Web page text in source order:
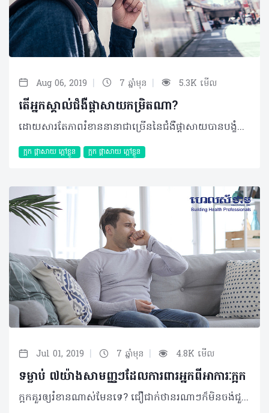
Aug 06, 2019 | 7 ឆ្នាំមុន | 5.3K មើល
តើអ្នកស្គាល់ជំងឺផ្ដាសាយកម្រិតណា?​
ដោយសារតែភាពរំខាននានាជាច្រើននៃជំងឺផ្ដាសាយបានបង្ខំឲ្យអ្នកជំងឺមួយចំនួនសម្រេចចិត្តសម្រាកនៅផ្ទះ ជាជាងការចេញទៅក្រៅ ឬបំពេញការងារផ្សេងៗ ដោយរង់ចាំឲ្យស្ថានភាពជំងឺបានប្រសើរឡើងវិញជាមុនសិន។ ជាក់ស្ដែង ផ្ដាសាយអាចចាត់ទុកបានជាជំងឺសាមញ្ញ តែអ្នកប្រហែលមិនដឹងទេថាវាអាចមានភាពស្មុគស្មាញ និងអាថ៌កំបាំងដែលអ្នកមិនធ្លាប់បានដឹង។ ក្នុងករណីលេចចេញសញ្ញាសាមញ្ញដូចជា ហៀរសម្បោរ ក្ដៅខ្លួន ឬស្ងួតបំពង់ក នោះអាចបញ្ជាក់បានថាអ្នកកំពុងរងការវាយលុកពីជំងឺផ្ដាសាយ។ ជាធម្មតាអាការៈផ្ដាសាយទាំងនោះអាចនឹងមានភាពធូរស្បើយ និងធ្វើឲ្យអ្នកមានអារម្មណ៍ប្រសើរឡើងវិញបន្ទាប់ពីរយៈពេល ២ ទៅ ៣ថ្ងៃក្រោយ។ លក្ខណៈជំងឺផ្តាសាយ វាជាជំងឺមួយដែលបណ្តាលមកពីការចម្លងរោគដ៏តូចមួយដែលគេហៅថា វីរុស។ ជំងឺផ្តាសាយបណ្ដាលមកពីវីរុសជាង ២០០ ប្រភេទ ប៉ុន្តែជំងឺទូទៅ និងបង្កឡើងញឹកញាប់បំផុតគឺពពួក Rhinovirus ដែលទទួលខុសត្រូវយ៉ាងហោចណាស់ ៥០% នៃជំងឺផ្តាសាយ។ វីរុសផ្សេងៗទៀតដែលអាចបង្កឲ្យមានជំងឺផ្តាសាយ រួមមានមេរោគ Coronavirus, Respiratory syncytial virus, Parainfluenza និងជំងឺគ្រុនផ្តាសាយ។ នៅពេលមេរោគទាំងនោះឆ្លងតាមរយៈច្រមុះ និងបំពង់ក ប្រព័ន្ធការពាររាងកាយរបស់អ្នកនឹងធ្វើការប្រឆាំងជាមួយការចម្លងនោះដោយបង្កើតបានជាការរលាកនិងមានសម្បោរហើយអ្នកជំងឺថែមទាំងអាចមានអាការៈអស់កម្លាំង ឬល្ហិតល្ហៃទៀតផង។ ការចម្លង វីរុសផ្តាសាយអាចឆ្លងចូលក្នុងខ្លួនរបស់អ្នកតាមរយៈមាត់ ភ្នែក ច្រមុះ ឬបំពង់ក។ វីរុសអាចរាលដាលតាមរយៈតំណក់តូចៗនៅលើអាកាសនៅពេលមនុស្សម្នាក់ក្អកបន្ទាប់មកធ្វើការរីករាលដាលទៅកាន់មនុស្សម្នាក់ទៀតបានយ៉ាងងាយ។ ជំងឺនេះក៏អាចឆ្លងតាមការប៉ះពាល់ផ្ទាល់ដៃជាមួយអ្នកជំងឺ ឬដោយការចែករំលែកវត្ថុកខ្វក់ដូចជាឧបករណ៍ប្រើប្រាស់ កន្សែងឧបករណ៍ក្មេងលេង ឬទូរស័ព្ទ។ល។ រោគសញ្ញាជំងឺផ្តាសាយ រោគសញ្ញានៃជំងឺផ្តាសាយជាធម្មតានឹងកើតមានឡើងពី ១ថ្ងៃទៅ ៣ថ្ងៃបន្ទាប់ពីការប៉ះពាល់នឹងវីរុសដែលបង្កឲ្យមានជំងឺផ្តាសាយ។ រោគសញ្ញាអាចប្រែប្រួលពីមនុស្សម្នាក់ទៅម្នាក់ ដែលជាទូទៅរោគសញ្ញាទាំងនោះមានដូចជា៖ • ឈឺក • ហៀរសម្បោរ ឬតឹងច្រមុះ • ក្អក • កណ្តាស់ • ឈឺក្បាល ឬឈឺខ្លួន។ ចំណែករោគសញ្ញាធ្ងន់ធ្ងរអាចមានដូចជា គ្រុនក្តៅឬឈឺសាច់ដុំ ដែលអាចជាសញ្ញាជំងឺផ្តាសាយធ្ងន់ (Flu) ជាជាងជំងឺផ្តាសាយធម្មតាហើយមនុស្សភាគច្រើននឹងមានភាពប្រសើរឡើងវិញក្នុងរយៈពេល ៧ ទៅ ១០ថ្ងៃ។ អត្ថបទ៖​ ដកស្រង់ចេញពីទស្សនាវដ្ដី ហេលស៍ថាម ប្រូ លេខ ៨០ 2019 រក្សាសិទ្ធិគ្រប់យ៉ាង​ដោយ Healthtime Corporation ចំពោះគ្រប់អត្ថបទដោយគ្មានផ្នែកណាមួយត្រូវបោះពុម្ពផ្សាយចូលប្រព័ន្ធអុីនធឺណែតឧបករណ៍អេឡិចត្រូនិកអាត់ជាសំឡេងឬថតចំលងគ្រប់រូបភាពដោយគ្មានការអនុញ្ញាតឡើយ
ក្អក ផ្តាសាយ ក្តៅខ្លួន ក្អក ផ្តាសាយ ក្តៅខ្លួន
Jul 01, 2019 | 7 ឆ្នាំមុន | 4.8K មើល
ទម្លាប់ ៧យ៉ាងសាមញ្ញៗដែលការពារអ្នកពីអាការៈក្អក
ក្អកគួរឲ្យរំខានណាស់មែនទេ? ជឿជាក់ថានរណាៗក៏មិនចង់ជួបបញ្ហានេះដែរ! ហេតុនេះអត្ថបទខាងក្រោមនឹងបង្ហាញអ្នកពីមូលហេតុនិងវិធីសាស្រ្តការពារខ្លួនងាយៗដែលអាចអនុវត្តឲ្យក្លាយជាទម្លាប់បាន។ អ្វីខ្លះជាកត្តាជំរុញឲ្យក្អក? ក្អកជារេផ្លិចដ៏សំខាន់មួយដែលកើតឡើងរាល់ពេលមានការរំខាននានាដល់ដំណើរការរបស់ប្រព័ន្ធដង្ហើម។ ជាក់ស្តែង វាអាចបណ្តាលមកពី៖ + ការជក់បារី៖ សារធាតុគីមីដែលមានក្នុងបារីអាចរំខាន និងបំផ្លាញកោសិកាសួតយ៉ាងធ្ងន់ធ្ងរ។ ការជក់បារីរយៈពេលយូរអាចបណ្តាលឲ្យសួតបង្កើតជាសារធាតុរំអិលយ៉ាងច្រើន ជាហេតុធ្វើឲ្យមានក្អកស្លេស្មជាប្រចាំ + កត្តាអាល្លែកហ្សុី៖ អាការៈនេះអាចកើតឡើងចំពោះបុគ្គលមួយចំនួនតូចដែលជាទូទៅ លម្អងផ្កា រោមសត្វ ជាកត្តាប្រឈមដែលកើតមានឡើងជាញឹកញាប់ + សារធាតុរំខានដែលមានក្នុងបរិស្ថាន៖ មានសារធាតុរំខានជាច្រើនដែលមានក្នុងបរិយាកាស និងនៅក្នុងផ្ទះ ដូចជាផ្សែង អ័ព្ទក៏អាចជះឥទ្ធិពលបានផងដែរ + ជំងឺផ្លូវដង្ហើមរ៉ាំរ៉ៃ៖ ការបង្ករោគដោយពពួកបាក់តេរី មួយចំនួន ព្រមទាំងជំងឺហឺតជាកត្តាចម្បងដែលបណ្តាលឲ្យមានជំងឺផ្លូវដង្ហើមរ៉ាំរ៉ៃ ដែលអាចមានដូចជាជំងឺស្ទះផ្លូវដង្ហើមរ៉ាំរ៉ៃ (COPD) ជំងឺក្រិនសួត (Pulmonary fibrosis) ជាដើម + ខ្យល់ពុល៖ ការរស់នៅក្នុងទីក្រុង ចរាចរណ៍មមាញឹក តំបន់ជិតរោងចក្រសុទ្ធតែអាចបង្កជាហានិភ័យខ្ពស់ប៉ះពាល់ដល់សុខភាពផ្លូវដង្ហើមដែលអ្នកអាចមើលរំលង។ ការពារបានយ៉ាងណាខ្លះ? ជាការពិត អ្នកនៅតែអាចការពារខ្លួនបានយ៉ាងប្រសើរក្នុងការទប់ទល់ពីបញ្ហាក្អកតាមរយៈការយល់ដឹងអំពីមូលហេតុបង្កចម្បងៗដែលបានរៀបរាប់ខាងលើដោយវិធីសាស្ត្រ ៧យ៉ាងសាមញ្ញៗមានដូចជា៖ ១. បញ្ឈប់ការជក់បារី បន្តិចម្តងៗតាមតែអាចធ្វើបាន ២. ប្រសិនជាអាច អ្នកគួរព្យាយាមជ្រើសរើសកន្លែងការងារណាដែលមិនប៉ះពាល់ដល់ផ្លូវដង្ហើម ៣. បន្ទប់គួរមានសំណើមជានិច្ច ៤. ព្យាយាមសង្កេត និងការពារខ្លួនពីកត្តាបង្កអាល្លែកហ្សុីមួយចំនួនដែលអ្នកធ្លាប់ប្រទះ ដែលអាចមានជាប្រភេទអាហារ លម្អងផ្កា រោមសត្វជាដើម។ គួរបញ្ជាក់ថា អ្នកអាចប្រើប្រាស់ថ្នាំប្រឆាំងអាល្លែកហ្សុីជាមុន នៅរាល់ពេលដែលអ្នកគិតថាអ្នកអាចប៉ះជាមួយកត្តាប្រឈមទាំងនោះ ៥. ប្រសិនបើអ្នកកំពុងមានជំងឺហឺត សូមព្យាយាមគ្រប់គ្រងជំងឺនេះឲ្យបានត្រឹមត្រូវតាមការណែនាំរបស់គ្រូពេទ្យ ៦. លាងដៃឲ្យបានស្អាត និងញឹកញាប់ ដើម្បីចៀសវាងការបង្ករោគ ៧. រក្សាប្រព័ន្ធការពាររាងកាយឲ្យនៅមានសុខភាពល្អជានិច្ច តាមរយៈការទទួលទានរបបអាហារត្រឹមត្រូវ សម្បូរសារធាតុចិញ្ចឹម បន្លែ ផ្លែឈើ ដែលសម្បូរដោយវីតាមីន (វីតាមីន C និងវីតាមីនចម្រុះ) លំហាត់ប្រាណទៀងទាត់ សម្រាកឲ្យបានគ្រប់គ្រាន់ព្រមទាំងអនុវត្តការរស់នៅដែលមានអនាម័យ ដើម្បីគេចផុតពីការឆ្លងរោគនៅផ្លូវដង្ហើម។ គួររំឭកដែរថា ភាគច្រើននៃបញ្ហាក្អកគឺបណ្តាលមកពីជំងឺប្រព័ន្ធផ្លូវដង្ហើម ជាពិសេសគឺជំងឺផ្តាសាយ ជំងឺរលាកសួត និងជំងឺរបេងជាដើម ហេតុនេះសូមប្រុងប្រយ័ត្នជាមួយការឆ្លងរោគទាំងនោះ។ សម្រួលអាការៈនេះបែបណា? ការព្យាបាលអាស្រ័យទៅតាមមូលហេតុបង្ក ប៉ុន្តែក្នុងនោះអ្នកក៏អាចប្រើប្រាស់វិធីសាស្ត្រខាងក្រោមដើម្បីសម្រាលភាពរំខានដែលកើតមានឡើង៖ - ការលាយទឹកក្តៅឧណ្ហៗ ជាមួយក្រូចឆ្មារ និងទឹកឃ្មុំ - ការពិសាទឹកក្ដៅឧណ្ហៗ ជំនួសឲ្យការទទួលទានទឹកត្រជាក់ - ចៀសវាងការបរិភោគអាហារប្រៃ បំពង និងហឹរ - កាត់បន្ថយការទទួលទានគ្រឿងស្រវឹង - ប្រើប្រាស់ថ្នាំបំបាត់ក្អកដែលអាចរកទិញបាននៅតាមឱសថស្ថាន ជាមួយការណែនាំប្រើប្រាស់ត្រឹមត្រូវ។ រក្សាប្រព័ន្ធការពាររាងកាយឲ្យរឹងមាំជាមួយការបញ្ចៀសពីកត្តាអាល្លែកហ្សុីនានា ជាវិធីសាស្ត្រដ៏ប្រសើរក្នុងការការពារពីបញ្ហាក្អក។ អត្ថបទ៖ ដកស្រង់ចេញពីទស្សនាវដ្ដី ហេលស៍ថាម ប្រូ លេខ ៧៩ ©2019 រក្សាសិទ្ធិគ្រប់យ៉ាង​ដោយ Healthtime Corporation ចំពោះគ្រប់អត្ថបទដោយគ្មានផ្នែកណាមួយត្រូវបោះពុម្ពផ្សាយចូលប្រព័ន្ធអុីនធឺណែតឧបករណ៍អេឡិចត្រូនិកអាត់ជាសំឡេងឬថតចំលងគ្រប់រូបភាពដោយគ្មានការអនុញ្ញាតឡើយ